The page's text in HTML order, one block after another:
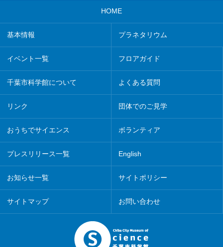
HOME
基本情報 プラネタリウム
イベント一覧 フロアガイド
千葉市科学館について よくある質問
リンク 団体でのご見学
おうちでサイエンス ボランティア
プレスリリース一覧 English
お知らせ一覧 サイトポリシー
サイトマップ お問い合わせ